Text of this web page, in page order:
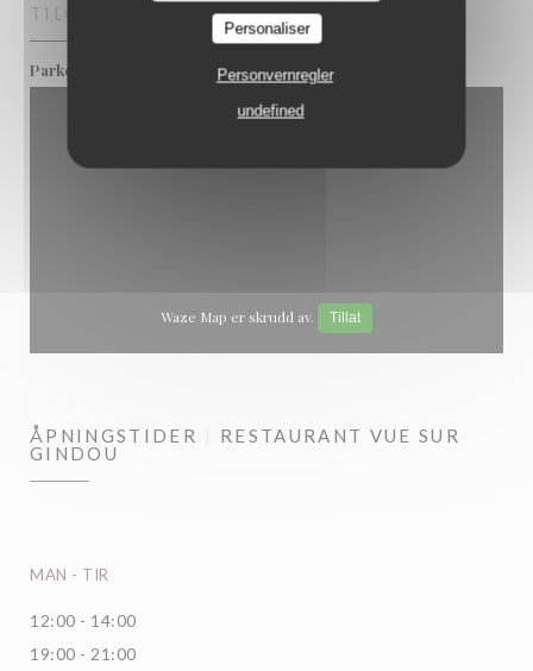
Personaliser
Personvernregler
undefined
TILGANG
Parkering Sur place
Waze Map er skrudd av. Tillat
ÅPNINGSTIDER
RESTAURANT VUE SUR
GINDOU
MAN - TIR
12:00 - 14:00
19:00 - 21:00